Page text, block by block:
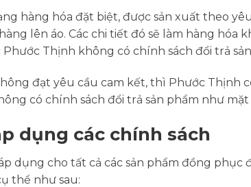
hàng hóa đặt biệt, được sản xuất theo
lên áo. Các chi tiết đó sẽ làm hàng
Thịnh không có chính sách đổi trả
đạt yêu cầu cam kết, thì Phước Thịnh
có chính sách đổi trả sản phẩm như
dụng các chính sách
dụng cho tất cả các sản phẩm đồng
thể như sau: